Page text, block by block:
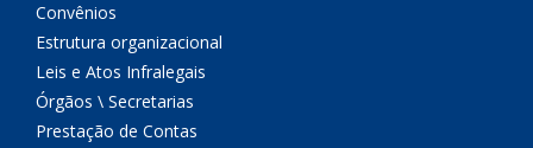
Convênios
Estrutura organizacional
Leis e Atos Infralegais
Órgãos \ Secretarias
Prestação de Contas